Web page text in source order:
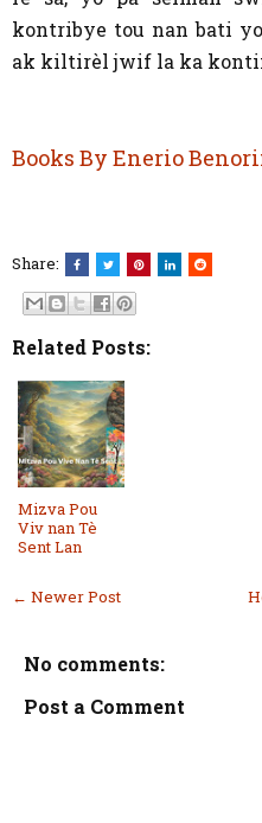
kontribye tou nan bati
ak kiltirèl jwif la ka
Books By Enerio
Share:
Related Posts:
Mizva Pou
Viv nan Tè
Sent Lan
← Newer Post
No comments:
Post a Comment